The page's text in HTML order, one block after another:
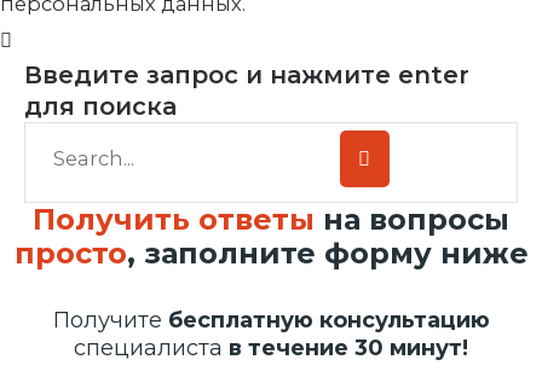
Введите запрос и нажмите enter
для поиска
Получить ответы на вопросы
просто, заполните форму ниже
Получите бесплатную консультацию
специалиста в течение 30 минут!